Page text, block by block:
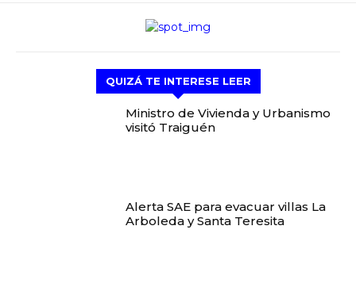
QUIZÁ TE INTERESE LEER
Ministro de Vivienda y Urbanismo
visitó Traiguén
Alerta SAE para evacuar villas La
Arboleda y Santa Teresita